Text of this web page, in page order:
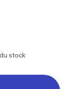
stock